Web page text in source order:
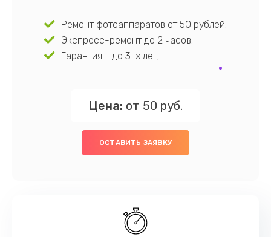
Ремонт фотоаппаратов от 50 рублей;
Экспресс-ремонт до 2 часов;
Гарантия - до 3-х лет;
Цена: от 50 руб.
ОСТАВИТЬ ЗАЯВКУ